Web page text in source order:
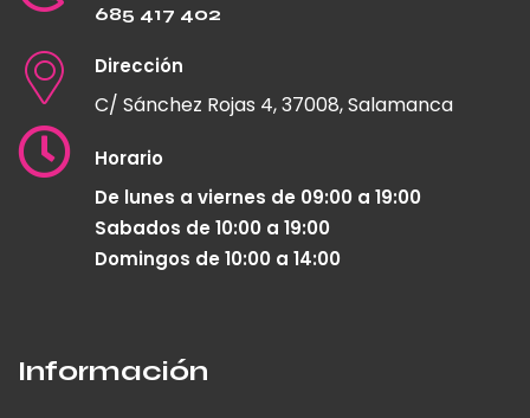
685 417 402
Dirección
C/ Sánchez Rojas 4, 37008, Salamanca
Horario
De lunes a viernes de 09:00 a 19:00
Sabados de 10:00 a 19:00
Domingos de 10:00 a 14:00
Información